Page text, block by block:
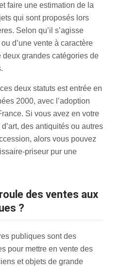
faire une estimation de la
qui sont proposés lors
Selon qu’il s’agisse
d’une vente à caractère
grandes catégories de
deux statuts est entrée en
2000, avec l’adoption
Si vous avez en votre
des antiquités ou autres
alors vous pouvez
priseur pur une
?
publiques sont des
pour mettre en vente des
et objets de grande